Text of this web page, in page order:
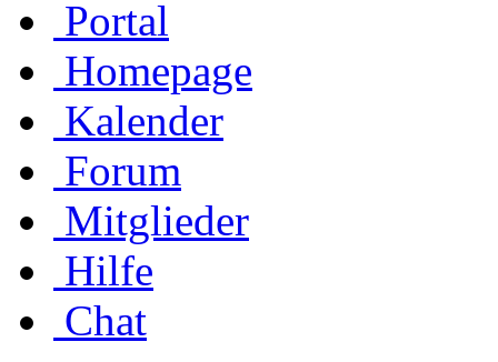
Portal
Homepage
Kalender
Forum
Mitglieder
Hilfe
Chat